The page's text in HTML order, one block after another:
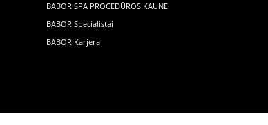
BABOR SPA PROCEDŪROS KAUNE
BABOR Specialistai
BABOR Karjera